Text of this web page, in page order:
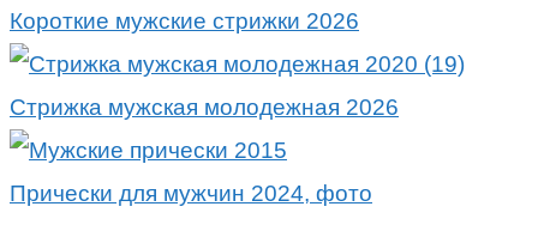
Короткие мужские стрижки 2026
Стрижка мужская молодежная 2026
Прически для мужчин 2024, фото